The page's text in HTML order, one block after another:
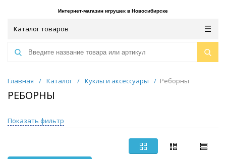
Интернет-магазин игрушек в Новосибирске
Каталог товаров
Главная / Каталог / Куклы и аксессуары / Реборны
РЕБОРНЫ
Показать фильтр